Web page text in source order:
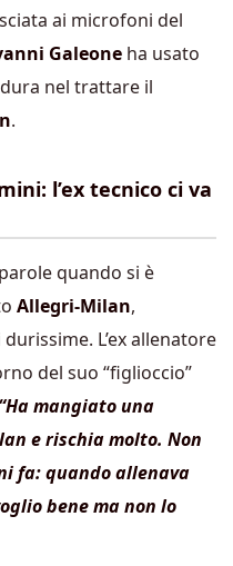
ai microfoni del
Galeone ha usato
nel trattare il
.
l’ex tecnico ci va
quando si è
Allegri-Milan,
L’ex allenatore
del suo “figlioccio”
“Ha mangiato una
e rischia molto. Non
fa: quando allenava
bene ma non lo